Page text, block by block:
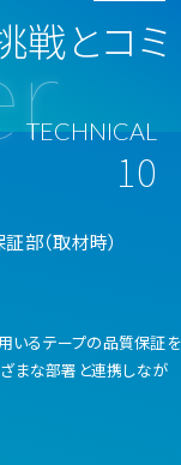
TECHNICAL
10
戦とコミ
部（取材時）
いるテープの品質保証を
まな部署と連携しなが